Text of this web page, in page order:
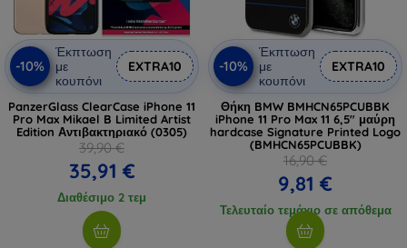
-10%
Έκπτωση
με
κουπόνι
EXTRA10
PanzerGlass ClearCase iPhone 11
Pro Max Mikael B Limited Artist
Edition Αντιβακτηριακό (0305)
39,90 €
35,91 €
Διαθέσιμο 2 τεμ
-10%
Έκπτωση
με
κουπόνι
EXTRA10
Θήκη BMW BMHCN65PCUBBK
iPhone 11 Pro Max 11 6,5" μαύρη
hardcase Signature Printed Logo
(BMHCN65PCUBBK)
16,90 €
9,81 €
Τελευταίο τεμάχιο σε απόθεμα